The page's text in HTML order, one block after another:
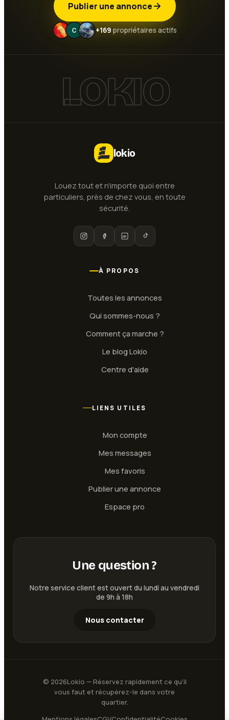
Publier une annonce
+169 propriétaires actifs
LOKIO
lokio
Louez tout et n'importe quoi entre
particuliers, près de chez vous, en toute
sécurité.
À PROPOS
Toutes les annonces
Qui sommes-nous ?
Comment ça marche ?
Le blog Lokio
Centre d'aide
LIENS UTILES
Mon compte
Mes messages
Mes favoris
Publier une annonce
Espace pro
Une question ?
Notre service client est ouvert du lundi au vendredi
de 9h à 18h
Nous contacter
© 2026Lokio — Réservez rapidement ce qu'il
vous faut et récupérez-le dans votre
quartier.